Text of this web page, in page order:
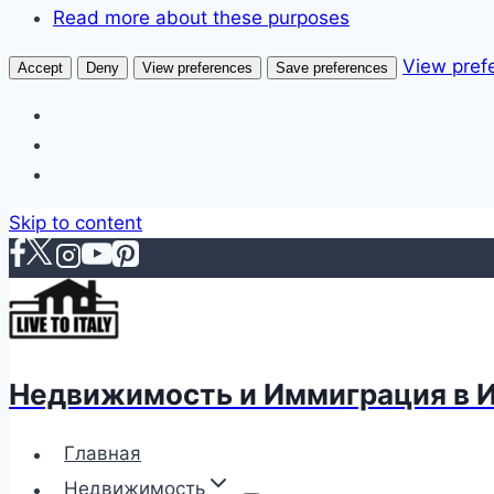
Read more about these purposes
Accept Deny View preferences Save preferences View
Skip to content
Недвижимость и Иммиграция в
Главная
Недвижимость